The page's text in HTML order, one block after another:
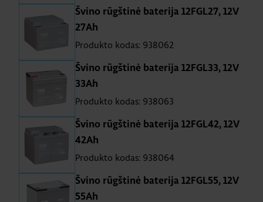
Švino rūgštinė baterija 12FGL27, 12V
27Ah
Produkto kodas: 938062
Švino rūgštinė baterija 12FGL33, 12V
33Ah
Produkto kodas: 938063
Švino rūgštinė baterija 12FGL42, 12V
42Ah
Produkto kodas: 938064
Švino rūgštinė baterija 12FGL55, 12V
55Ah